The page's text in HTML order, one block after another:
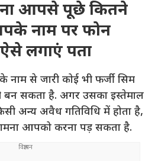
आपसे पूछे कितने
नाम पर फोन
लगाएं पता
से जारी कोई भी फर्जी सिम
बन सकता है. अगर उसका इस्तेमाल
अन्य अवैध गतिविधि में होता है,
आपको करना पड़ सकता है.